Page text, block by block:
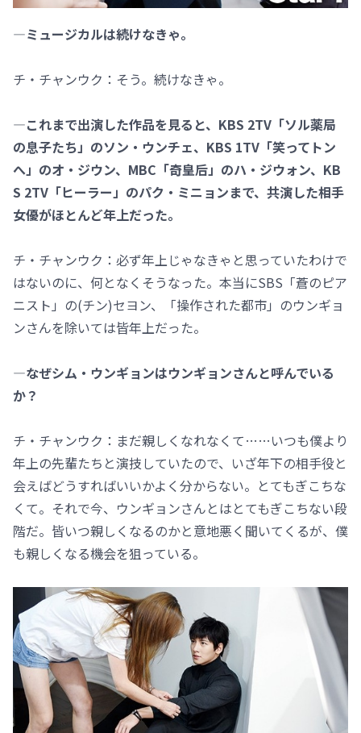
―ミュージカルは続けなきゃ。
チ・チャンウク：そう。続けなきゃ。
―これまで出演した作品を見ると、KBS 2TV「ソル薬局
の息子たち」のソン・ウンチェ、KBS 1TV「笑ってトン
へ」のオ・ジウン、MBC「奇皇后」のハ・ジウォン、KB
S 2TV「ヒーラー」のパク・ミニョンまで、共演した相手
女優がほとんど年上だった。
チ・チャンウク：必ず年上じゃなきゃと思っていたわけで
はないのに、何となくそうなった。本当にSBS「蒼のピア
ニスト」の(チン)セヨン、「操作された都市」のウンギョ
ンさんを除いては皆年上だった。
―なぜシム・ウンギョンはウンギョンさんと呼んでいる
か？
チ・チャンウク：まだ親しくなれなくて……いつも僕より
年上の先輩たちと演技していたので、いざ年下の相手役と
会えばどうすればいいかよく分からない。とてもぎこちな
くて。それで今、ウンギョンさんとはとてもぎこちない段
階だ。皆いつ親しくなるのかと意地悪く聞いてくるが、僕
も親しくなる機会を狙っている。